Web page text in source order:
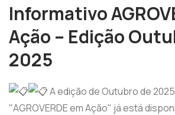
Informativo
Ação – Edição
2025
A edição de Outubro de
"AGROVERDE em Ação" já está